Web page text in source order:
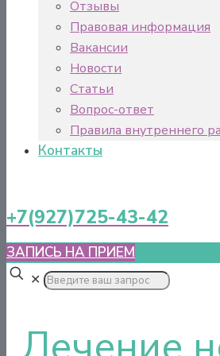
Отзывы
Правовая информация
Вакансии
Новости
Статьи
Вопрос-ответ
Правила внутреннего
Контакты
+7(927)725-43-42
ЗАПИСЬ НА ПРИЕМ
✕